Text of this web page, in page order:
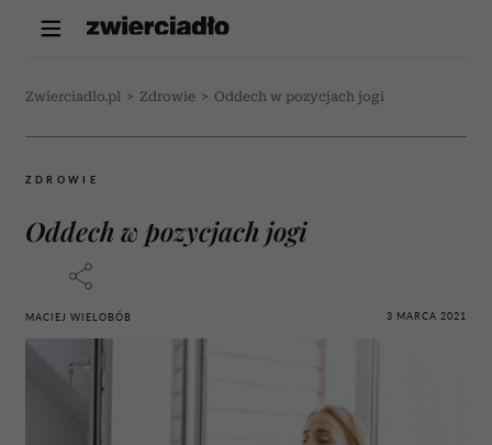
Zwierciadlo.pl > Zdrowie > Oddech w pozycjach jogi
ZDROWIE
Oddech w pozycjach jogi
MACIEJ WIELOBÓB 3 MARCA 2021